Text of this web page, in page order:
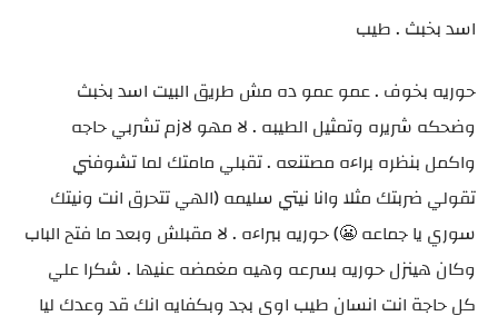
اسد بخبث . طيب
حوريه بخوف . عمو عمو ده مش طريق البيت اسد بخبث
وضحكه شريره وتمثيل الطيبه . لا مهو لازم تشربي حاجه
واكمل بنظره براءه مصتنعه . تقبلي مامتك لما تشوفني
تقولي ضربتك مثلا وانا نيتي سليمه (الهي تتحرق انت ونيتك
سوري يا جماعه 😬) حوريه ببراءه . لا مقبلش وبعد ما فتح الباب
وكان هينزل حوريه بسرعه وهيه مغمضه عنيها . شكرا علي
كل حاجة انت انسان طيب اوي بجد وبكفايه انك قد وعدك ليا